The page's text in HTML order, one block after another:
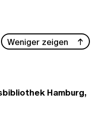
Weniger zeigen
Hamburg,